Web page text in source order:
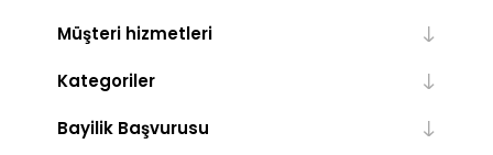
Müşteri hizmetleri
Kategoriler
Bayilik Başvurusu